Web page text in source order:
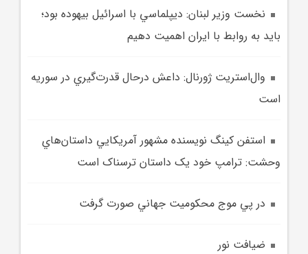
نخست وزير لبنان: ديپلماسي با اسرائيل بيهوده بود؛
بايد به روابط با ايران اهميت دهيم
وال‌استريت ژورنال: داعش درحال قدرت‌گيري در سوريه
است
استفن کينگ نويسنده مشهور آمريکايي داستان‌هاي
وحشت: ترامپ خود يک داستان ترسناک است
در پي موج محکوميت جهاني صورت گرفت
ضيافت نور